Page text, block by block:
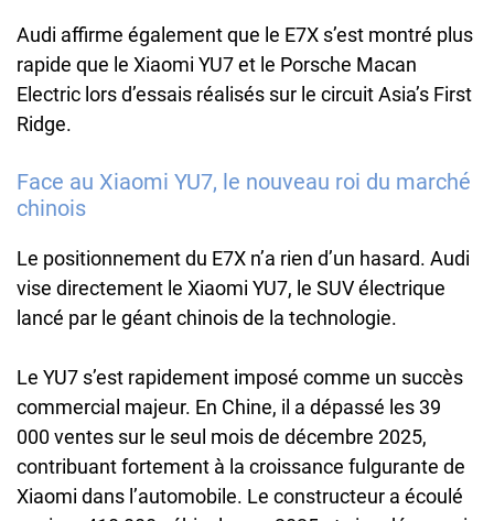
Audi affirme également que le E7X s’est montré plus
rapide que le Xiaomi YU7 et le Porsche Macan
Electric lors d’essais réalisés sur le circuit Asia’s First
Ridge.
Face au Xiaomi YU7, le nouveau roi du marché
chinois
Le positionnement du E7X n’a rien d’un hasard. Audi
vise directement le Xiaomi YU7, le SUV électrique
lancé par le géant chinois de la technologie.
Le YU7 s’est rapidement imposé comme un succès
commercial majeur. En Chine, il a dépassé les 39
000 ventes sur le seul mois de décembre 2025,
contribuant fortement à la croissance fulgurante de
Xiaomi dans l’automobile. Le constructeur a écoulé